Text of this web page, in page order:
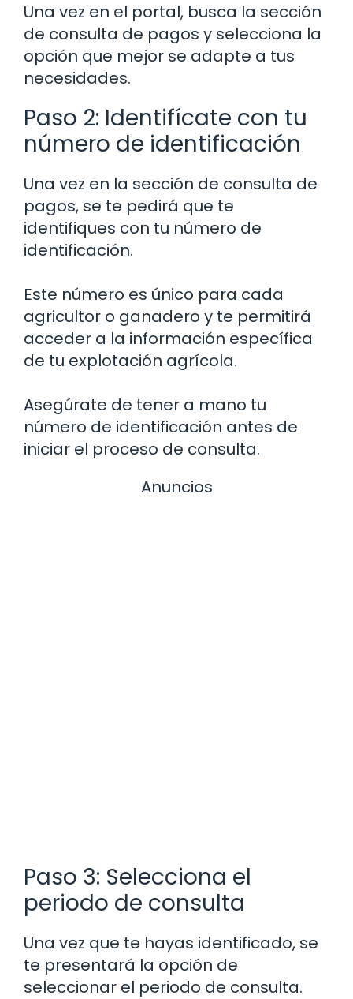
Una vez en el portal, busca la sección
de consulta de pagos y selecciona la
opción que mejor se adapte a tus
necesidades.
Paso 2: Identifícate con tu
número de identificación
Una vez en la sección de consulta de
pagos, se te pedirá que te
identifiques con tu número de
identificación.
Este número es único para cada
agricultor o ganadero y te permitirá
acceder a la información específica
de tu explotación agrícola.
Asegúrate de tener a mano tu
número de identificación antes de
iniciar el proceso de consulta.
Anuncios
Paso 3: Selecciona el
periodo de consulta
Una vez que te hayas identificado, se
te presentará la opción de
seleccionar el periodo de consulta.